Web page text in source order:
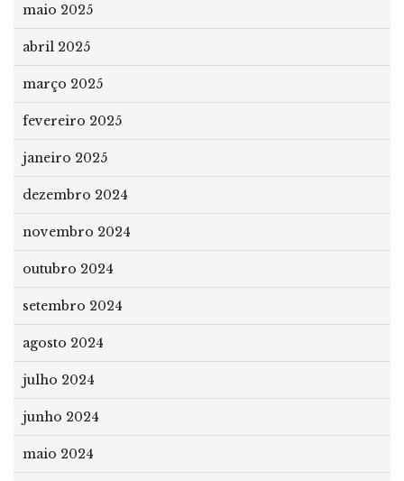
maio 2025
abril 2025
março 2025
fevereiro 2025
janeiro 2025
dezembro 2024
novembro 2024
outubro 2024
setembro 2024
agosto 2024
julho 2024
junho 2024
maio 2024